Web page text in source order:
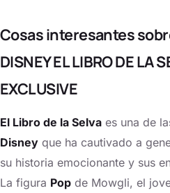
Cosas interesantes
DISNEY EL LIBRO DE LA
EXCLUSIVE
El Libro de la Selva es una de
Disney que ha cautivado a
su historia emocionante y sus
La figura Pop de Mowgli, el